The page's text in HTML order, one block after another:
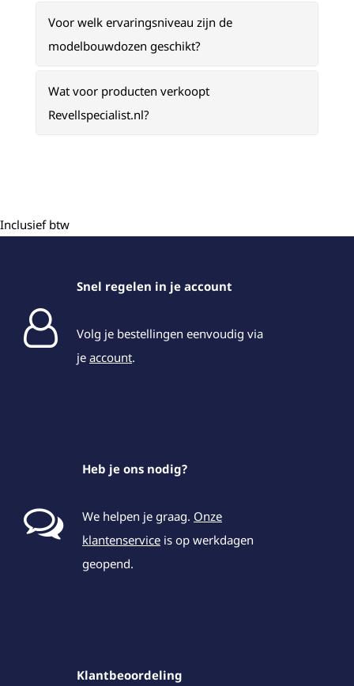
Voor welk ervaringsniveau zijn de
modelbouwdozen geschikt?
Wat voor producten verkoopt
Revellspecialist.nl?
Inclusief btw
Snel regelen in je account
Volg je bestellingen eenvoudig via
je account.
Heb je ons nodig?
We helpen je graag. Onze
klantenservice is op werkdagen
geopend.
Klantbeoordeling